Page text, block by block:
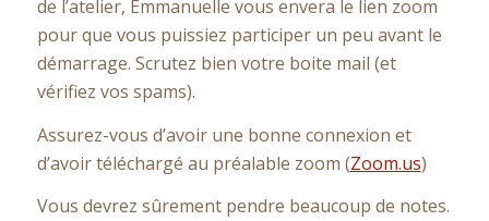
de l’atelier, Emmanuelle vous envera le lien zoom
pour que vous puissiez participer un peu avant le
démarrage. Scrutez bien votre boite mail (et
vérifiez vos spams).
Assurez-vous d’avoir une bonne connexion et
d’avoir téléchargé au préalable zoom (Zoom.us)
Vous devrez sûrement pendre beaucoup de notes.